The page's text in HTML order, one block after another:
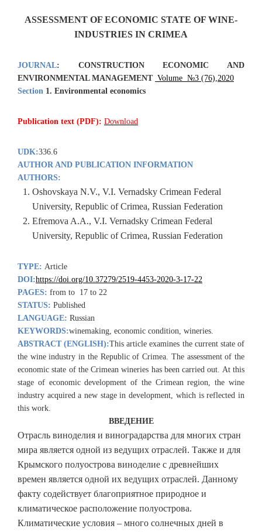
ASSESSMENT OF ECONOMIC STATE OF WINE-
INDUSTRIES IN CRIMEA
JOURNAL: CONSTRUCTION ECONOMIC AND
ENVIRONMENTAL MANAGEMENT Volume №3 (76),2020
Section 1. Environmental economics
Publication text (PDF): Download
UDK:336.6
AUTHOR AND PUBLICATION INFORMATION
AUTHORS:
Oshovskaya N.V., V.I. Vernadsky Crimean Federal
University, Republic of Crimea, Russian Federation
Efremova A.A., V.I. Vernadsky Crimean Federal
University, Republic of Crimea, Russian Federation
TYPE: Article
DOI:https://doi.org/10.37279/2519-4453-2020-3-17-22
PAGES: from to 17 to 22
STATUS: Published
LANGUAGE: Russian
KEYWORDS:winemaking, economic condition, wineries.
ABSTRACT (ENGLISH):This article examines the current state of
the wine industry in the Republic of Crimea. The assessment of the
economic state of the Crimean wineries has been carried out. At this
stage of economic development of the Crimean region, the wine
industry acquired a new stage in development, which is reflected in
this work.
ВВЕДЕНИЕ
Отрасль виноделия и виноградарства для многих стран
мира является одной из ведущих отраслей. Также и для
Крымского полуострова виноделие с древнейших
времен является одной их ведущих отраслей. Данному
факту содействует благоприятное природное и
климатическое расположение полуострова.
Климатические условия – много солнечных дней в